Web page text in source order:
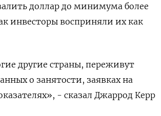
доллар до минимума более
инвесторы восприняли их как
другие страны, переживут
о занятости, заявках на
- сказал Джаррод Керр